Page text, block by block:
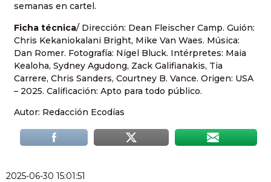
semanas en cartel.
Ficha técnica/ Dirección: Dean Fleischer Camp. Guión:
Chris Kekaniokalani Bright, Mike Van Waes. Música:
Dan Romer. Fotografía: Nigel Bluck. Intérpretes: Maia
Kealoha, Sydney Agudong, Zack Galifianakis, Tia
Carrere, Chris Sanders, Courtney B. Vance. Origen: USA
– 2025. Calificación: Apto para todo público.
Autor: Redacción Ecodías
2025-06-30 15:01:51